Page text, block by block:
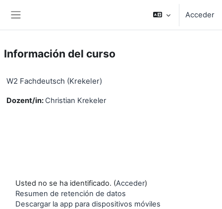
Acceder
Información del curso
W2 Fachdeutsch (Krekeler)
Dozent/in: Christian Krekeler
Usted no se ha identificado. (Acceder)
Resumen de retención de datos
Descargar la app para dispositivos móviles